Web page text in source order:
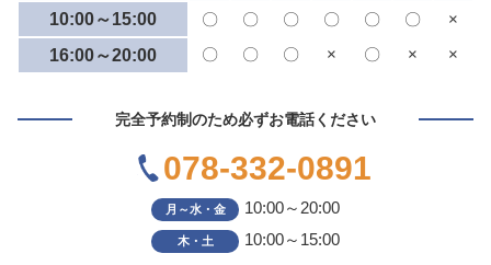
10:00～15:00
〇 〇 〇 〇 〇 〇
×
16:00～20:00
〇 〇 〇 × 〇 × ×
完全予約制のため必ずお電話ください
078-332-0891
月～水・金 10:00～20:00
木・土 10:00～15:00